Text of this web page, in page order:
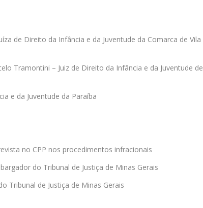
de Direito da Infância e da Juventude da Comarca de Vila
Tramontini – Juiz de Direito da Infância e da Juventude de
e da Juventude da Paraíba
no CPP nos procedimentos infracionais
do Tribunal de Justiça de Minas Gerais
Tribunal de Justiça de Minas Gerais